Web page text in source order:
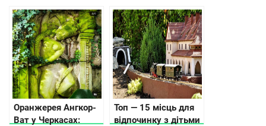
Оранжерея Ангкор-
Ват у Черкасах:
Топ — 15 місць для
відпочинку з дітьми